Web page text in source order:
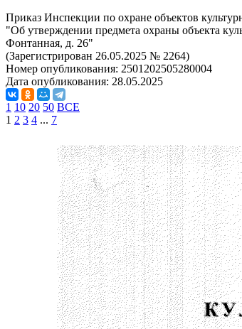
Приказ Инспекции по охране объектов
"Об утверждении предмета охраны объекта
Фонтанная, д. 26"
(Зарегистрирован 26.05.2025 № 2264)
Номер опубликования: 2501202505280004
Дата опубликования: 28.05.2025
1 10 20 50 ВСЕ
1 2 3 4 ... 7